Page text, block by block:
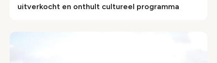
uitverkocht en onthult cultureel programma